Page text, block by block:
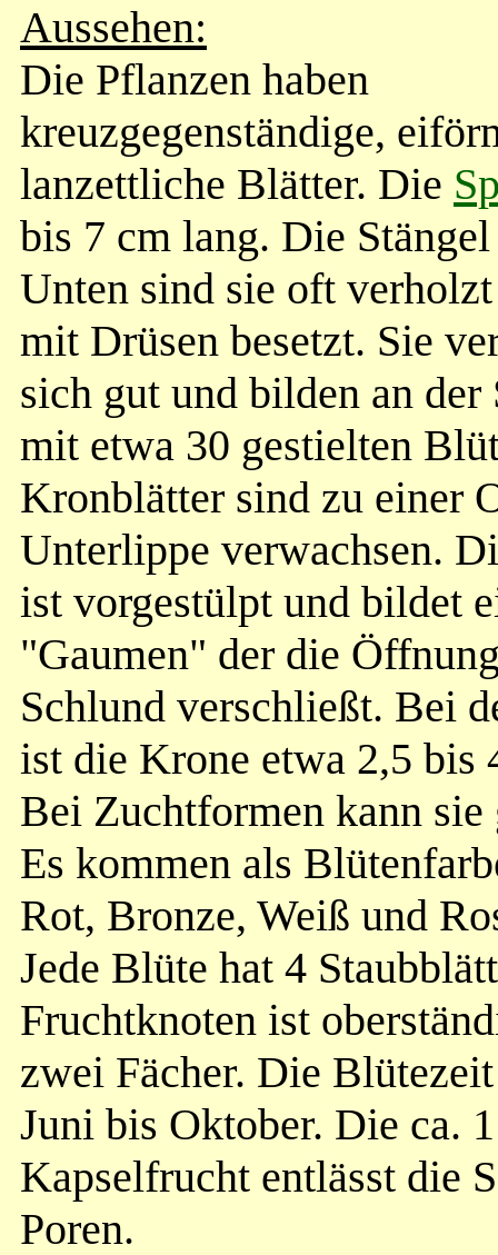
Aussehen:
Die Pflanzen haben
kreuzgegenständige,
lanzettliche Blätter. Die
bis 7 cm lang. Die
Unten sind sie oft
mit Drüsen besetzt. Sie
sich gut und bilden an der
mit etwa 30 gestielten
Kronblätter sind zu einer
Unterlippe verwachsen.
ist vorgestülpt und bildet
"Gaumen" der die
Schlund verschließt. Bei
ist die Krone etwa 2,5 bis
Bei Zuchtformen kann sie
Es kommen als
Rot, Bronze, Weiß und
Jede Blüte hat 4
Fruchtknoten ist
zwei Fächer. Die
Juni bis Oktober. Die ca.
Kapselfrucht entlässt die
Poren.